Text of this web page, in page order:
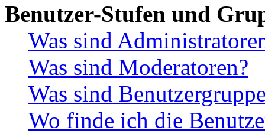
Benutzer-Stufen und
Was sind
Was sind Moderatoren?
Was sind
Wo finde ich die